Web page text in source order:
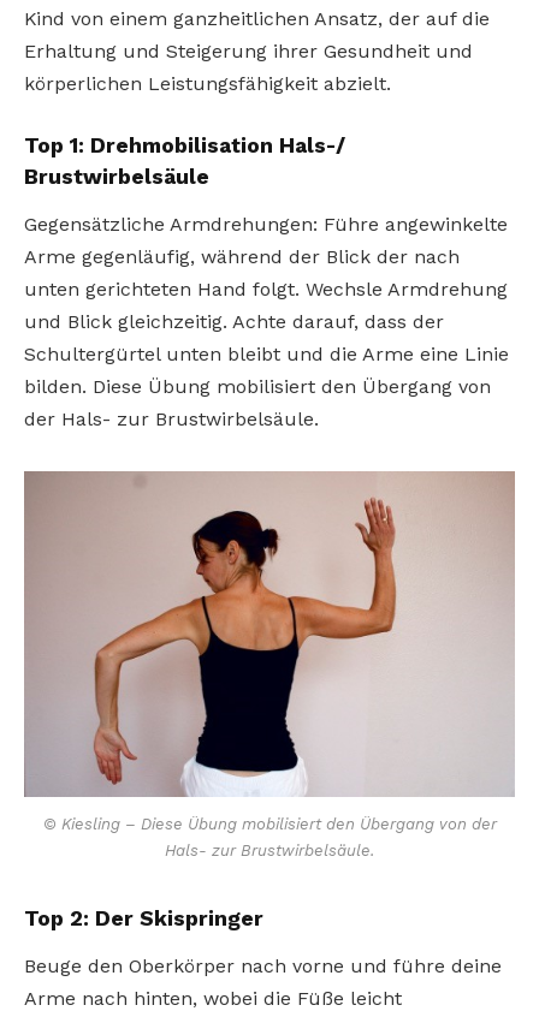
Kind von einem ganzheitlichen Ansatz, der auf die
Erhaltung und Steigerung ihrer Gesundheit und
körperlichen Leistungsfähigkeit abzielt.
Top 1: Drehmobilisation Hals-/
Brustwirbelsäule
Gegensätzliche Armdrehungen: Führe angewinkelte
Arme gegenläufig, während der Blick der nach
unten gerichteten Hand folgt. Wechsle Armdrehung
und Blick gleichzeitig. Achte darauf, dass der
Schultergürtel unten bleibt und die Arme eine Linie
bilden. Diese Übung mobilisiert den Übergang von
der Hals- zur Brustwirbelsäule.
© Kiesling – Diese Übung mobilisiert den Übergang von der
Hals- zur Brustwirbelsäule.
Top 2: Der Skispringer
Beuge den Oberkörper nach vorne und führe deine
Arme nach hinten, wobei die Füße leicht